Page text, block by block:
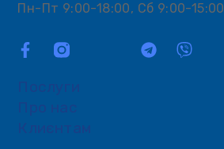
Послуги
Про нас
Клиєнтам
Пн-Пт 9:00-18:00, Сб 9:00-15:00